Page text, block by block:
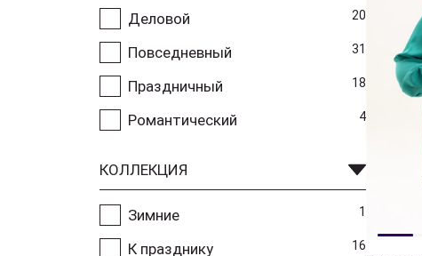
Деловой 20
Повседневный 31
Праздничный 18
Романтический 4
КОЛЛЕКЦИЯ
Зимние 1
К празднику 16